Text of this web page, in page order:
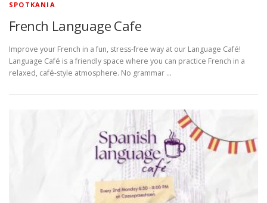
SPOTKANIA
French Language Cafe
Improve your French in a fun, stress-free way at our Language Café!
Language Café is a friendly space where you can practice French in a
relaxed, café-style atmosphere. No grammar …